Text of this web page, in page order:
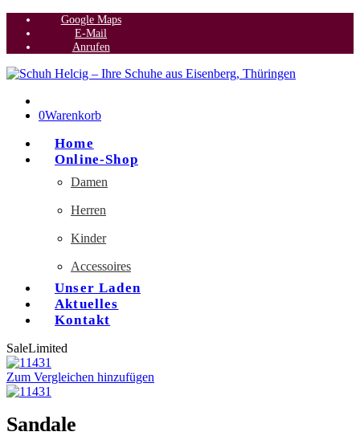
Google Maps
E-Mail
Anrufen
0Warenkorb
Home
Online-Shop
Damen
Herren
Kinder
Accessoires
Unser Laden
Aktuelles
Kontakt
SaleLimited
Zum Vergleichen hinzufügen
Sandale